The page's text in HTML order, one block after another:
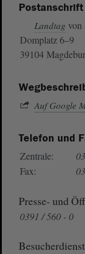
Postanschrift
Landtag von
Domplatz 6–9
39104
Auf Google
Telefon und
Zentrale:
Fax:
Presse- und
0391 / 560 - 0
Besucherdienst